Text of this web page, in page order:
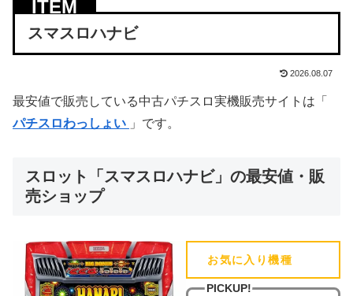
スマスロハナビ
2026.08.07
最安値で販売している中古パチスロ実機販売サイトは「
パチスロわっしょい 」です。
スロット「スマスロハナビ」の最安値・販
売ショップ
お気に入り機種
PICKUP!